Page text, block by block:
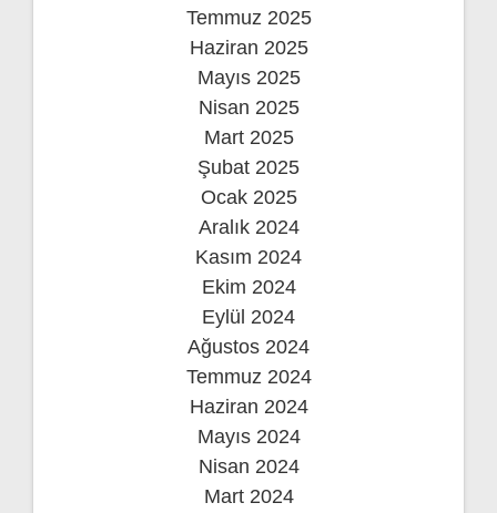
Temmuz 2025
Haziran 2025
Mayıs 2025
Nisan 2025
Mart 2025
Şubat 2025
Ocak 2025
Aralık 2024
Kasım 2024
Ekim 2024
Eylül 2024
Ağustos 2024
Temmuz 2024
Haziran 2024
Mayıs 2024
Nisan 2024
Mart 2024